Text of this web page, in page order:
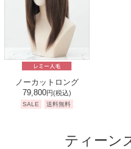
ノーカットロング
79,800円(税込)
SALE 送料無料
ティーン